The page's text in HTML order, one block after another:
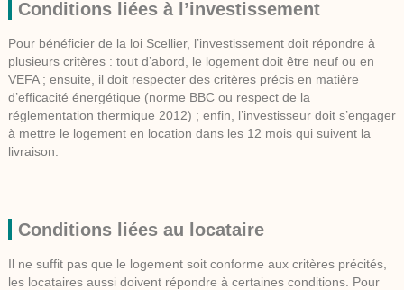
Conditions liées à l’investissement
Pour bénéficier de la loi Scellier, l’investissement doit répondre à
plusieurs critères : tout d’abord, le logement doit être neuf ou en
VEFA ; ensuite, il doit respecter des critères précis en matière
d’efficacité énergétique (norme BBC ou respect de la
réglementation thermique 2012) ; enfin, l’investisseur doit s’engager
à mettre le logement en location dans les 12 mois qui suivent la
livraison.
Conditions liées au locataire
Il ne suffit pas que le logement soit conforme aux critères précités,
les locataires aussi doivent répondre à certaines conditions. Pour